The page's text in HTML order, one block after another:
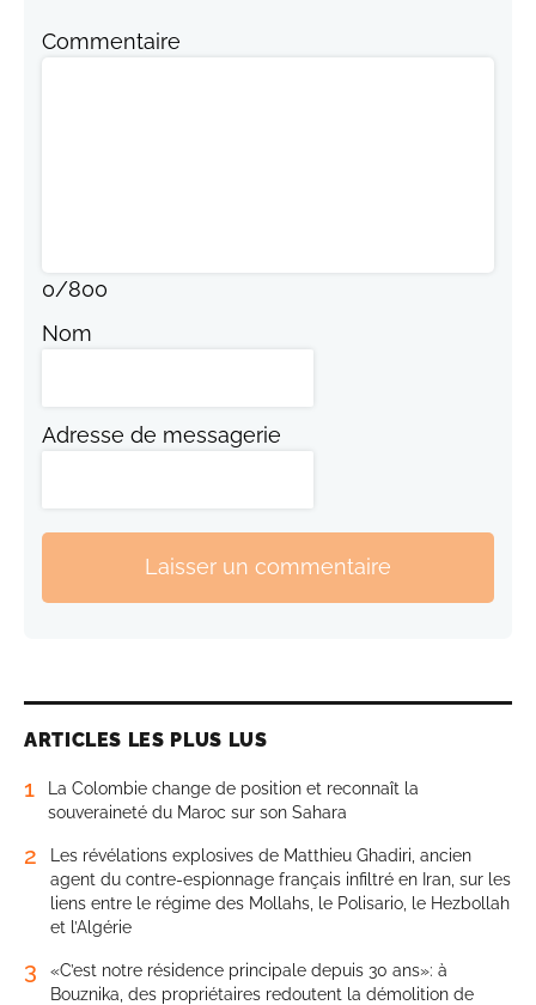
Commentaire
0/800
Nom
Adresse de messagerie
Laisser un commentaire
ARTICLES LES PLUS LUS
1
La Colombie change de position et reconnaît la
souveraineté du Maroc sur son Sahara
2
Les révélations explosives de Matthieu Ghadiri, ancien
agent du contre-espionnage français infiltré en Iran, sur les
liens entre le régime des Mollahs, le Polisario, le Hezbollah
et l’Algérie
3
«C’est notre résidence principale depuis 30 ans»: à
Bouznika, des propriétaires redoutent la démolition de